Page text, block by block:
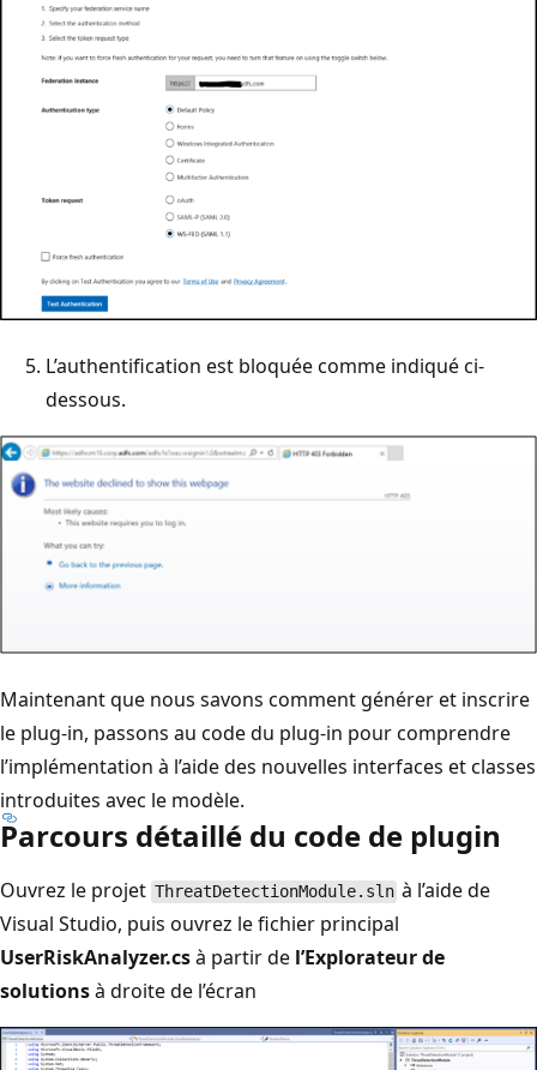
L’authentification est bloquée comme indiqué ci-
dessous.
Maintenant que nous savons comment générer et inscrire
le plug-in, passons au code du plug-in pour comprendre
l’implémentation à l’aide des nouvelles interfaces et classes
introduites avec le modèle.
Parcours détaillé du code de plugin
Ouvrez le projet ThreatDetectionModule.sln à l’aide de
Visual Studio, puis ouvrez le fichier principal
UserRiskAnalyzer.csà partir de l’Explorateur de
solutionsà droite de l’écran